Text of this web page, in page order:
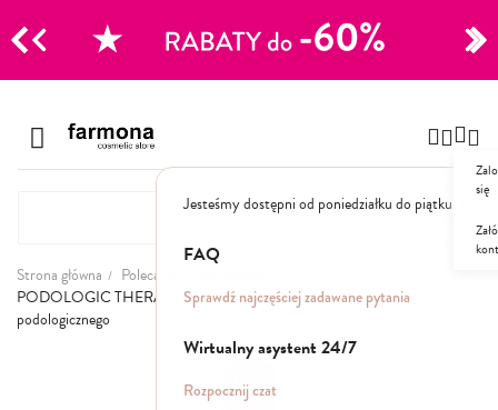
treści
Jesteśmy dostępni od poniedziałku do piątku:
FAQ
Sprawdź najczęściej zadawane pytania
Wirtualny asystent 24/7
Rozpocznij czat
się
Szampony
Dla mężczyzn
Odżywki, maski, serum
Strona główna Polecane
PODOLOGIC THERAPY Kremowe serum na zakończenie zabiegu
podologicznego